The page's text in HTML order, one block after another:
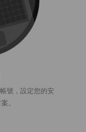
號，設定您的安
。